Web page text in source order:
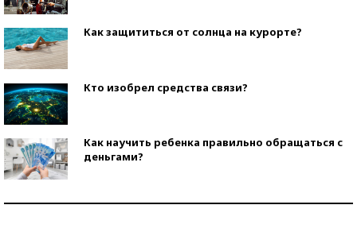
Как защититься от солнца на курорте?
Кто изобрел средства связи?
Как научить ребенка правильно обращаться с
деньгами?